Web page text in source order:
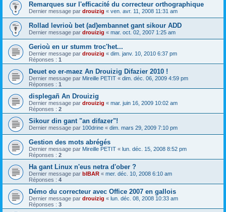
Remarques sur l'efficacité du correcteur orthographique
Dernier message par drouizig « ven. avr. 11, 2008 11:31 am
Rollad levrioù bet (ad)embannet gant sikour ADD
Dernier message par drouizig « mar. oct. 02, 2007 1:25 am
Gerioù en ur stumm troc'het...
Dernier message par drouizig « dim. janv. 10, 2010 6:37 pm
Réponses : 1
Deuet eo er-maez An Drouizig Difazier 2010 !
Dernier message par Mireille PETIT « dim. déc. 06, 2009 4:59 pm
Réponses : 1
displegañ An Drouizig
Dernier message par drouizig « mar. juin 16, 2009 10:02 am
Réponses : 2
Sikour din gant "an difazer"!
Dernier message par 100drine « dim. mars 29, 2009 7:10 pm
Gestion des mots abrégés
Dernier message par Mireille PETIT « lun. déc. 15, 2008 8:52 pm
Réponses : 2
Ha gant Linux n'eus netra d'ober ?
Dernier message par bIBAR « mer. déc. 10, 2008 6:10 am
Réponses : 4
Démo du correcteur avec Office 2007 en gallois
Dernier message par drouizig « lun. déc. 08, 2008 10:33 am
Réponses : 3